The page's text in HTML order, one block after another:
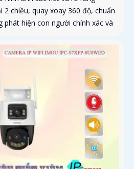
chiều, quay xoay 360 độ, chuẩn
phát hiện con người chính xác và